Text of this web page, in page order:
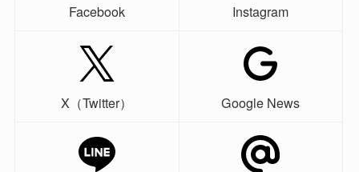
Facebook Instagram
X（Twitter） Google News